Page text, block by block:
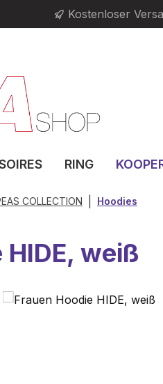
Kostenloser
RING
COLLECTION Hoodies
weiß